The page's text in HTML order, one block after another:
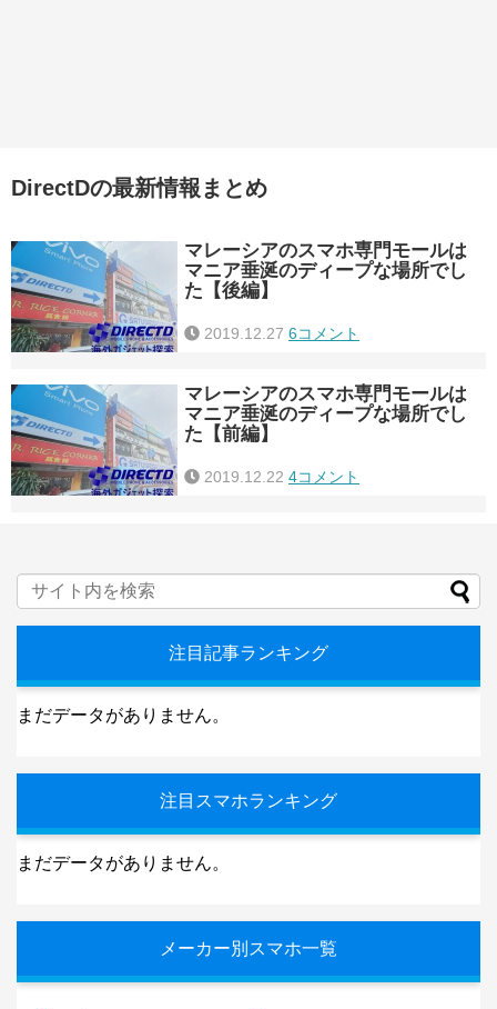
DirectDの最新情報まとめ
マレーシアのスマホ専門モールは
マニア垂涎のディープな場所でし
た【後編】
2019.12.27 6コメント
マレーシアのスマホ専門モールは
マニア垂涎のディープな場所でし
た【前編】
2019.12.22 4コメント
注目記事ランキング
まだデータがありません。
注目スマホランキング
まだデータがありません。
メーカー別スマホ一覧